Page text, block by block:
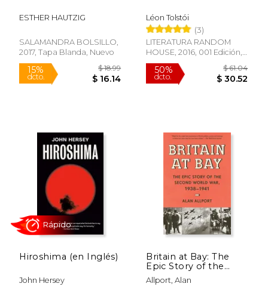
dcto. $ 28.90
50%
dcto.
ESTHER HAUTZIG
SALAMANDRA BOLSILLO,
2017, Tapa Blanda, Nuevo
Léon Tolstói
(3)
LITERATURA RANDOM
HOUSE, 2016, 001 Edición,
Tapa Dura, Nuevo
Hiroshima (en Inglés)
John Hersey
Britain at Bay: The
Epic Story of the
Second World War,
1938-1941 (en Inglés)
Allport, Alan